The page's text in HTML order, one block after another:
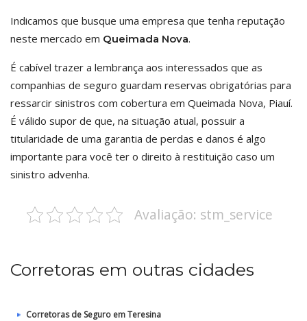
Indicamos que busque uma empresa que tenha reputação
neste mercado em Queimada Nova.
É cabível trazer a lembrança aos interessados que as
companhias de seguro guardam reservas obrigatórias para
ressarcir sinistros com cobertura em Queimada Nova, Piauí.
É válido supor de que, na situação atual, possuir a
titularidade de uma garantia de perdas e danos é algo
importante para você ter o direito à restituição caso um
sinistro advenha.
Avaliação: stm_service
Corretoras em outras cidades
Corretoras de Seguro em Teresina